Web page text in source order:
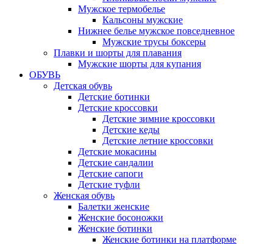
Мужское термобелье
Кальсоны мужские
Нижнее белье мужское повседневное
Мужские трусы боксеры
Плавки и шорты для плавания
Мужские шорты для купания
ОБУВЬ
Детская обувь
Детские ботинки
Детские кроссовки
Детские зимние кроссовки
Детские кеды
Детские летние кроссовки
Детские мокасины
Детские сандалии
Детские сапоги
Детские туфли
Женская обувь
Балетки женские
Женские босоножки
Женские ботинки
Женские ботинки на платформе